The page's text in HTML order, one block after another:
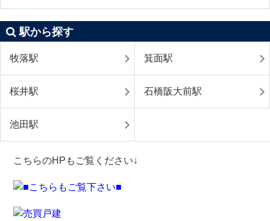
駅から探す
牧落駅 箕面駅
桜井駅 石橋阪大前駅
池田駅
こちらのHPもご覧ください↓